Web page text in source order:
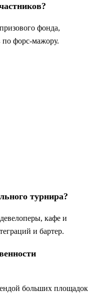
фонда,
по форс-мажору.
турнира?
кафе и
и бартер.
больших площадок